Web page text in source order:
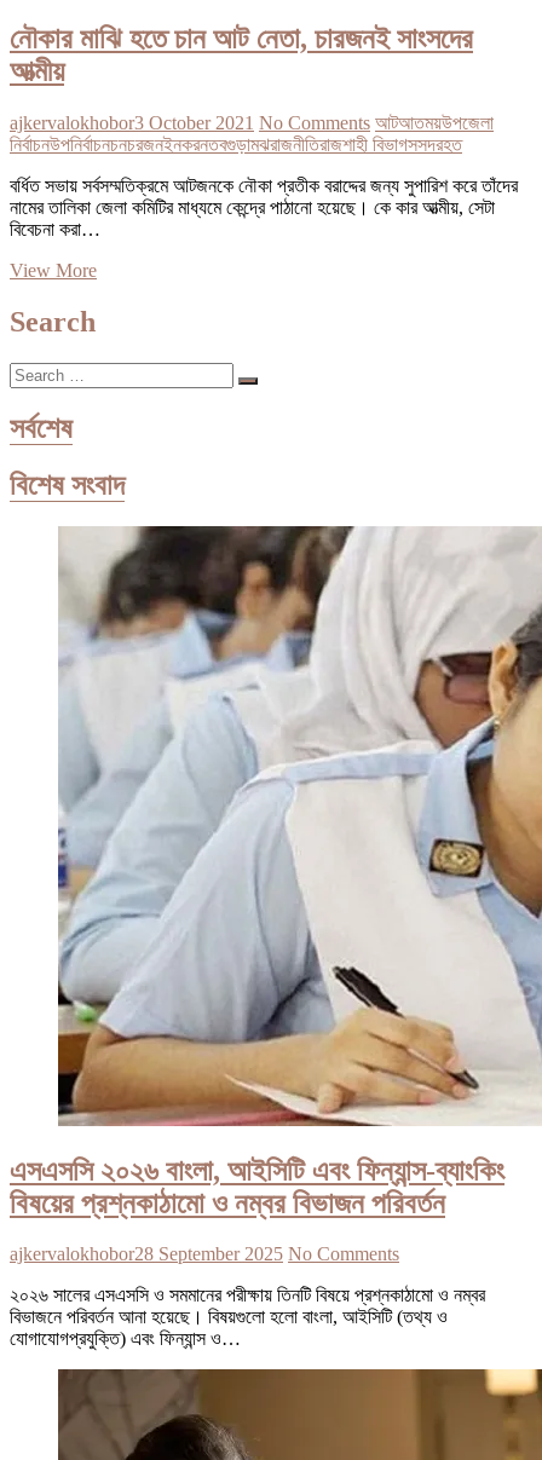
নৌকার মাঝি হতে চান আট নেতা, চারজনই সাংসদের
আত্মীয়
ajkervalokhobor3 October 2021 No Comments আটআতময়উপজেলা
নির্বাচনউপনির্বাচনচনচরজনইনকরনতবগুড়ামঝরাজনীতিরাজশাহী বিভাগসসদরহত
বর্ধিত সভায় সর্বসম্মতিক্রমে আটজনকে নৌকা প্রতীক বরাদ্দের জন্য সুপারিশ করে তাঁদের
নামের তালিকা জেলা কমিটির মাধ্যমে কেন্দ্রে পাঠানো হয়েছে। কে কার আত্মীয়, সেটা
বিবেচনা করা…
View Moreনৌকার
Search
Search
…
সর্বশেষ
বিশেষ সংবাদ
এসএসসি ২০২৬ বাংলা, আইসিটি এবং ফিন্যান্স-ব্যাংকিং
বিষয়ের প্রশ্নকাঠামো ও নম্বর বিভাজন পরিবর্তন
ajkervalokhobor28 September 2025 No Comments
২০২৬ সালের এসএসসি ও সমমানের পরীক্ষায় তিনটি বিষয়ে প্রশ্নকাঠামো ও নম্বর
বিভাজনে পরিবর্তন আনা হয়েছে। বিষয়গুলো হলো বাংলা, আইসিটি (তথ্য ও
যোগাযোগপ্রযুক্তি) এবং ফিন্যান্স ও…